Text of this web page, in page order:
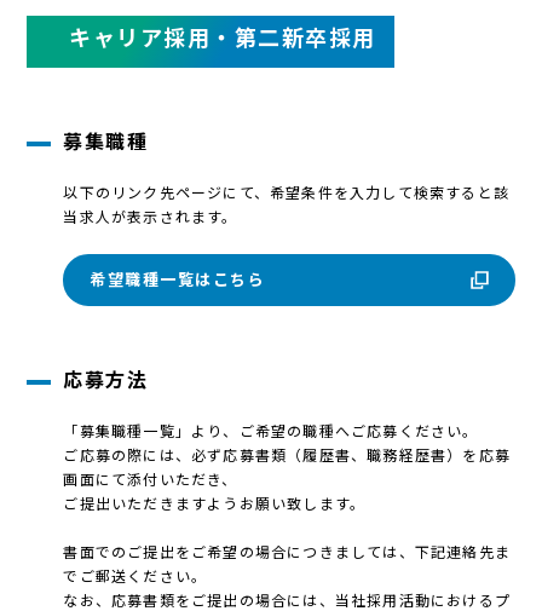
キャリア採用・第二新卒採用
募集職種
以下のリンク先ページにて、希望条件を入力して検索すると該
当求人が表示されます。
希望職種一覧はこちら
応募方法
「募集職種一覧」より、ご希望の職種へご応募ください。
ご応募の際には、必ず応募書類（履歴書、職務経歴書）を応募
画面にて添付いただき、
ご提出いただきますようお願い致します。
書面でのご提出をご希望の場合につきましては、下記連絡先ま
でご郵送ください。
なお、応募書類をご提出の場合には、当社採用活動におけるプ